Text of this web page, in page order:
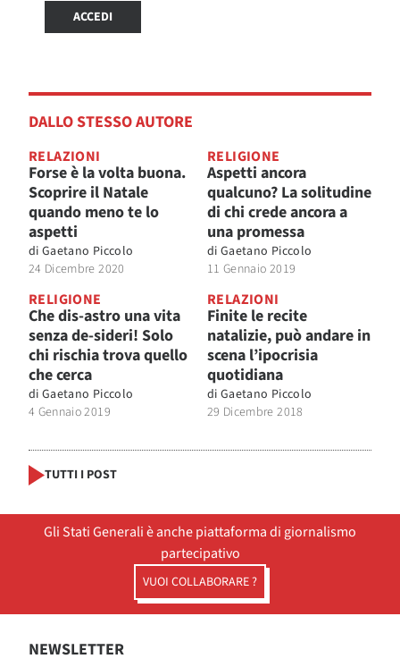
ACCEDI
DALLO STESSO AUTORE
RELAZIONI
Forse è la volta buona.
Scoprire il Natale
quando meno te lo
aspetti
di Gaetano Piccolo
24 Dicembre 2020
RELIGIONE
Aspetti ancora
qualcuno? La solitudine
di chi crede ancora a
una promessa
di Gaetano Piccolo
11 Gennaio 2019
RELIGIONE
Che dis-astro una vita
senza de-sideri! Solo
chi rischia trova quello
che cerca
di Gaetano Piccolo
4 Gennaio 2019
RELAZIONI
Finite le recite
natalizie, può andare in
scena l’ipocrisia
quotidiana
di Gaetano Piccolo
29 Dicembre 2018
TUTTI I POST
Gli Stati Generali è anche piattaforma di giornalismo
partecipativo
VUOI COLLABORARE ?
NEWSLETTER